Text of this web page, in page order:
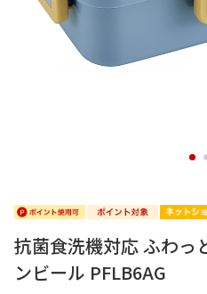
1
抗菌食洗機対応 ふわっ
ンビール PFLB6AG